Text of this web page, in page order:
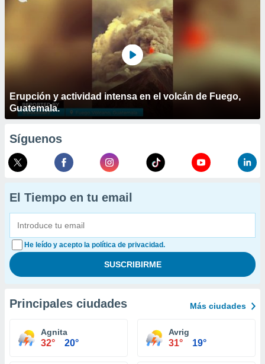
Erupción y actividad intensa en el volcán de Fuego,
Guatemala.
Síguenos
El Tiempo en tu email
He leído y acepto la política de privacidad.
Principales ciudades Más ciudades
Agnita
32° 20°
Avrig
31° 19°